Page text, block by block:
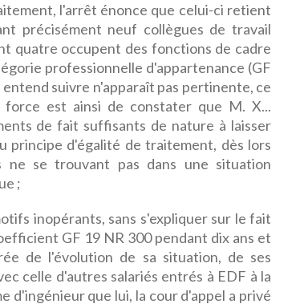
l'arrêt énonce que celui-ci retient
précisément neuf collègues de travail
quatre occupent des fonctions de cadre
professionnelle d'appartenance (GF
suivre n'apparaît pas pertinente, ce
est ainsi de constater que M. X...
de fait suffisants de nature à laisser
principe d'égalité de traitement, dès lors
ne se trouvant pas dans une situation
;
inopérants, sans s'expliquer sur le fait
GF 19 NR 300 pendant dix ans et
de l'évolution de sa situation, de ses
celle d'autres salariés entrés à EDF à la
d'ingénieur que lui, la cour d'appel a privé